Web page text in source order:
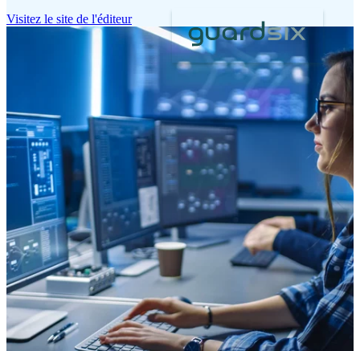
Visitez le site de l'éditeur